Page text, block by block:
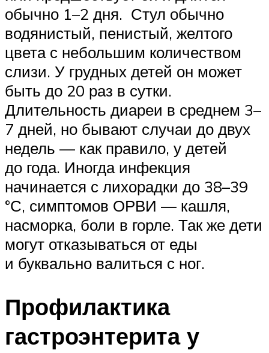
обычно 1–2 дня. Стул обычно
водянистый, пенистый, желтого
цвета с небольшим количеством
слизи. У грудных детей он может
быть до 20 раз в сутки.
Длительность диареи в среднем 3–
7 дней, но бывают случаи до двух
недель — как правило, у детей
до года. Иногда инфекция
начинается с лихорадки до 38–39
°С, симптомов ОРВИ — кашля,
насморка, боли в горле. Так же дети
могут отказываться от еды
и буквально валиться с ног.
Профилактика
гастроэнтерита у